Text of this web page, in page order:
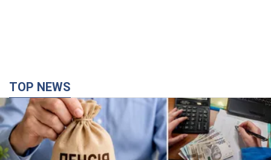
Українці "хакнули" Пенсійний фонд: виплати
масово підвищують через позови, але грошей
не вистачає